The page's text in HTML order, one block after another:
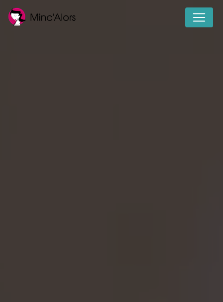
Panneau de gestion des cookies